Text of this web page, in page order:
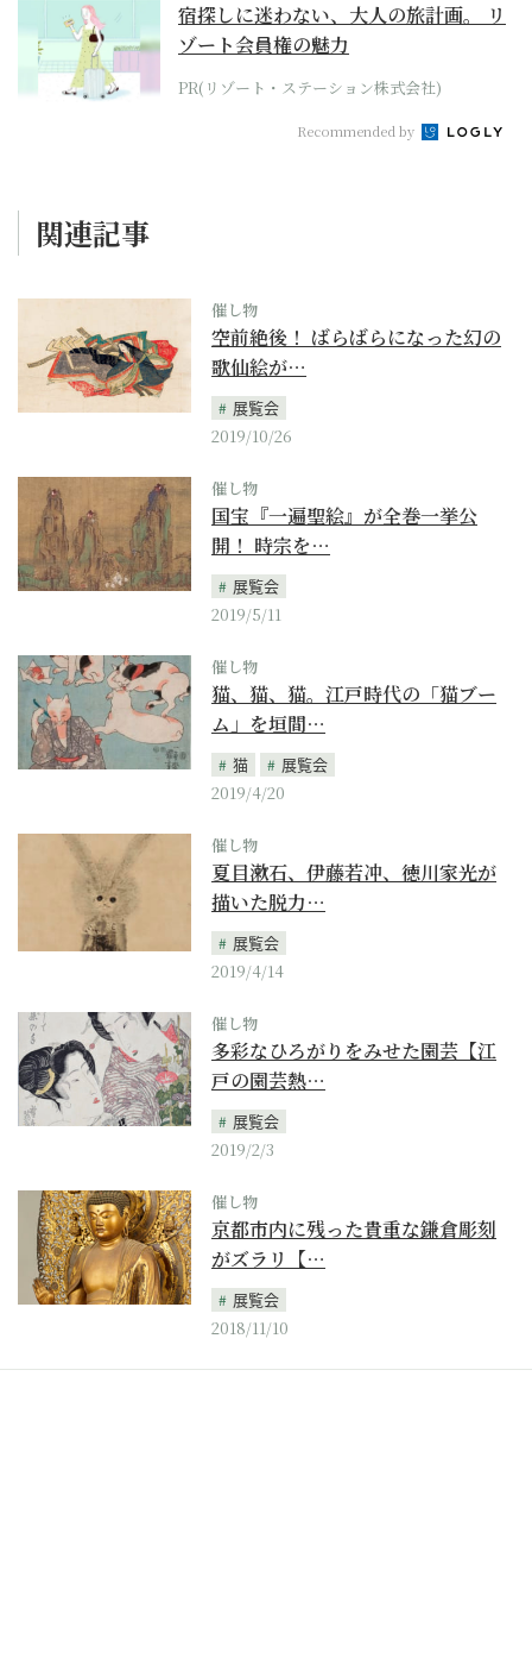
宿探しに迷わない、大人の旅計画。 リ
ゾート会員権の魅力
PR(リゾート・ステーション株式会社)
Recommended by
関連記事
催し物
空前絶後！ ばらばらになった幻の
歌仙絵が…
展覧会
2019/10/26
催し物
国宝『一遍聖絵』が全巻一挙公
開！ 時宗を…
展覧会
2019/5/11
催し物
猫、猫、猫。江戸時代の「猫ブー
ム」を垣間…
猫
展覧会
2019/4/20
催し物
夏目漱石、伊藤若冲、徳川家光が
描いた脱力…
展覧会
2019/4/14
催し物
多彩なひろがりをみせた園芸【江
戸の園芸熱…
展覧会
2019/2/3
催し物
京都市内に残った貴重な鎌倉彫刻
がズラリ【…
展覧会
2018/11/10